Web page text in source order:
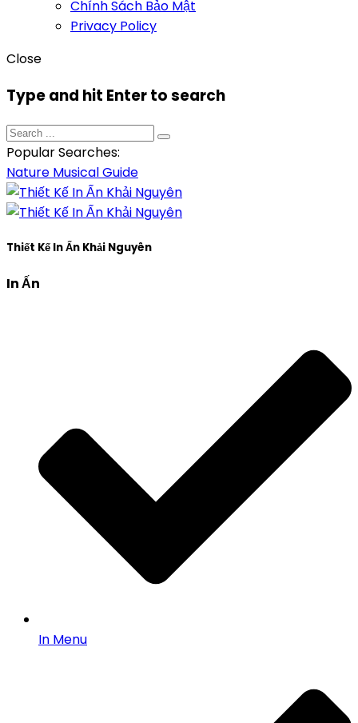
Chính Sách Bảo Mật
Privacy Policy
Close
Type and hit Enter to search
Popular Searches:
Nature MusicalGuide
Thiết Kế In Ấn Khải Nguyên
In Ấn
In Menu